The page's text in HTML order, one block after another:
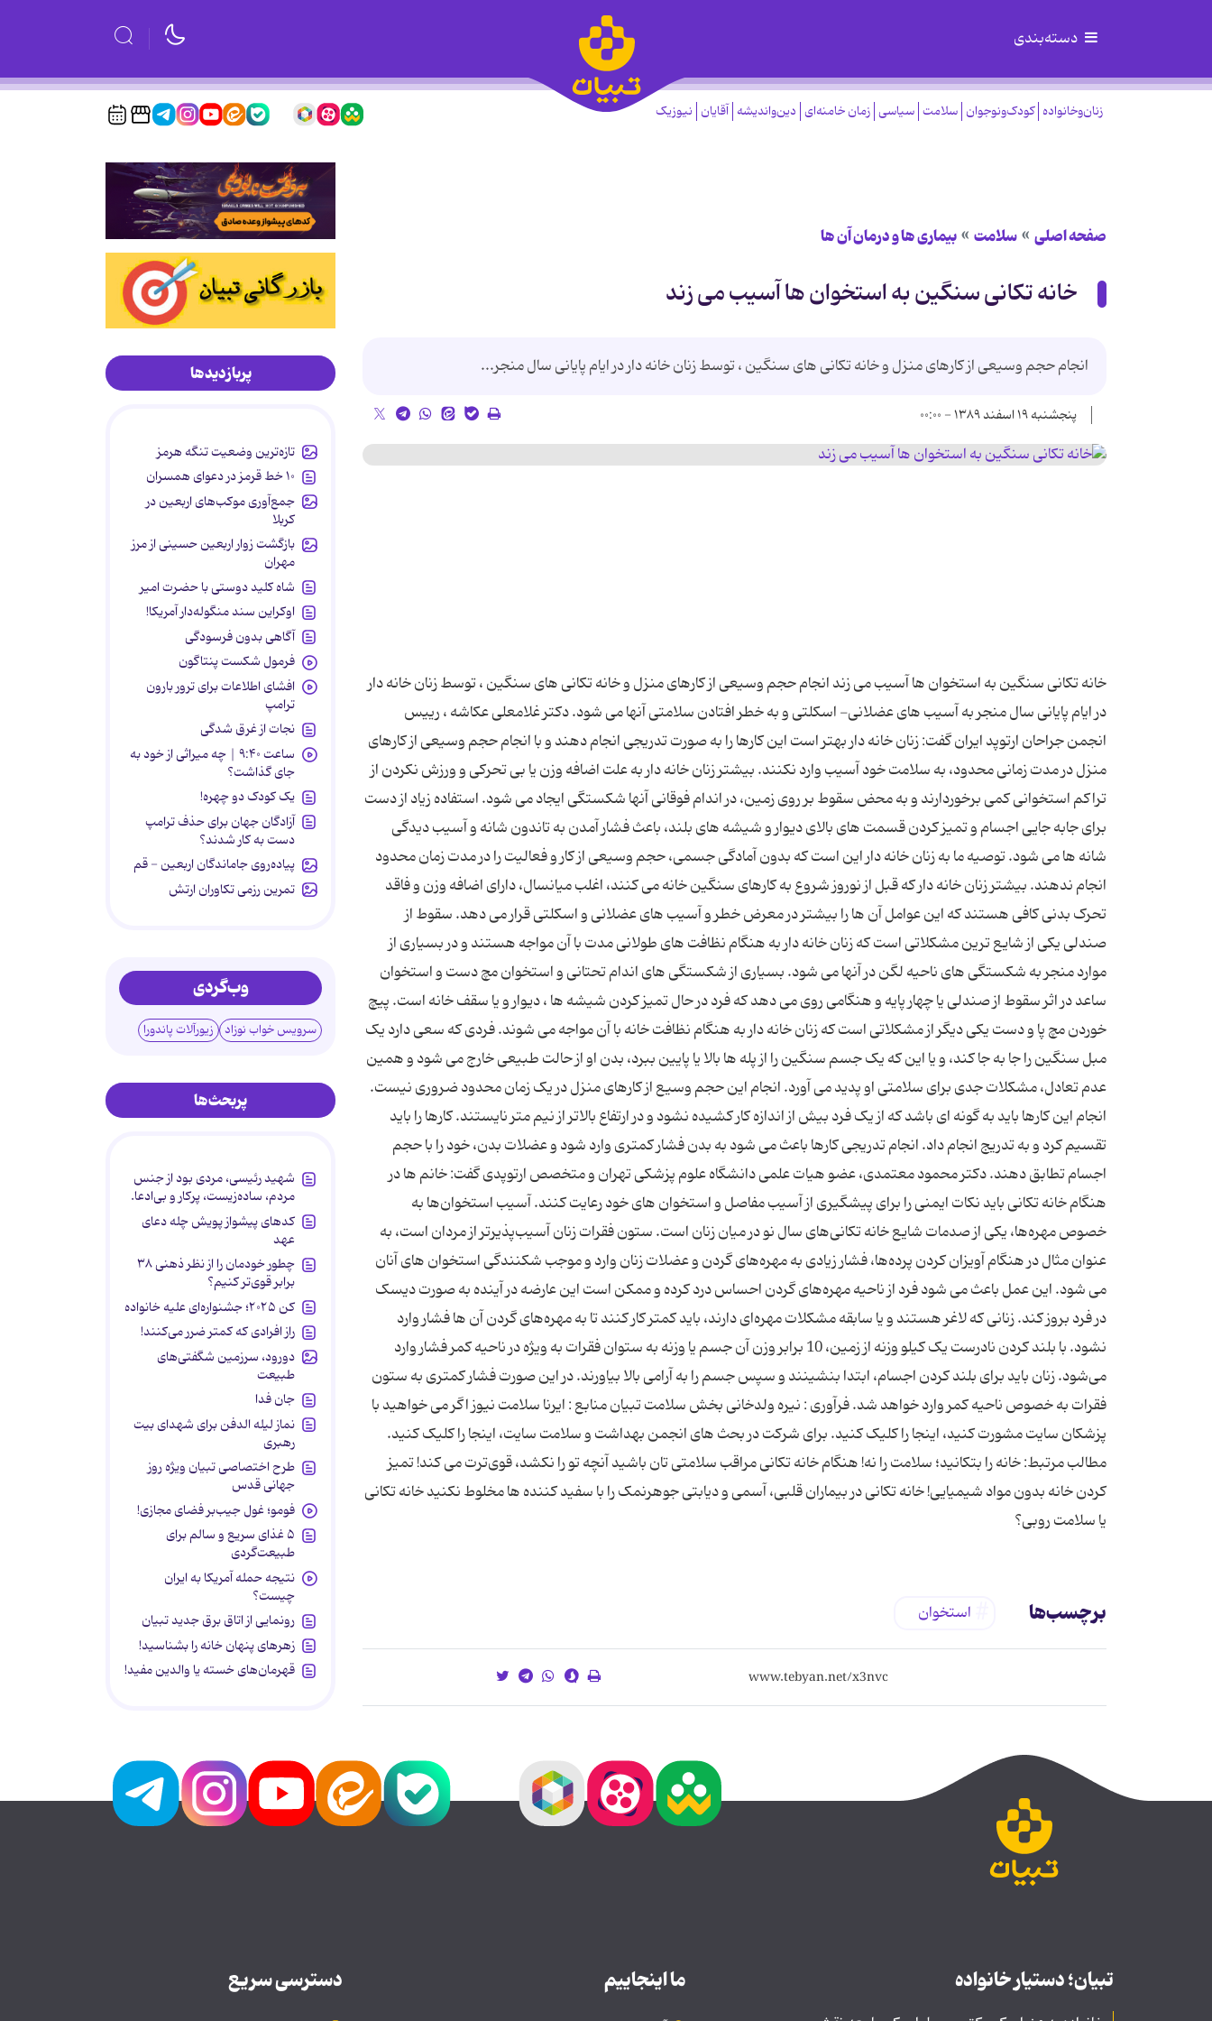
دسته‌بندی
زنان‌وخانواده کودک‌ونوجوان سلامت سیاسی زمان خامنه‌ای دین‌واندیشه آقایان نیوزیک
صفحه اصلی سلامت بیماری ها و درمان آن ها
خانه تکانی سنگین به استخوان ها آسیب می زند
انجام حجم وسیعی از کارهای منزل و خانه تکانی های سنگین ، توسط زنان خانه دار در ایام پایانی سال منجر...
پنجشنبه ۱۹ اسفند ۱۳۸۹ - ۰۰:۰۰
خانه تکانی سنگین به استخوان ها آسیب می زند انجام حجم وسیعی از کارهای منزل و خانه تکانی های سنگین ، توسط زنان خانه دار
در ایام پایانی سال منجر به آسیب های عضلانی- اسکلتی و به خطر افتادن سلامتی آنها می شود. دکتر غلامعلی عکاشه ، رییس
انجمن جراحان ارتوپد ایران گفت: زنان خانه دار بهتر است این کارها را به صورت تدریجی انجام دهند و با انجام حجم وسیعی از کارهای
منزل در مدت زمانی محدود، به سلامت خود آسیب وارد نکنند. بیشتر زنان خانه دار به علت اضافه وزن یا بی تحرکی و ورزش نکردن از
تراکم استخوانی کمی برخوردارند و به محض سقوط بر روی زمین، در اندام فوقانی آنها شکستگی ایجاد می شود. استفاده زیاد از دست
برای جابه جایی اجسام و تمیز کردن قسمت های بالای دیوار و شیشه های بلند، باعث فشار آمدن به تاندون شانه و آسیب دیدگی
شانه ها می شود. توصیه ما به زنان خانه دار این است که بدون آمادگی جسمی، حجم وسیعی از کار و فعالیت را در مدت زمان محدود
انجام ندهند. بیشتر زنان خانه دار که قبل از نوروز شروع به کارهای سنگین خانه می کنند، اغلب میانسال، دارای اضافه وزن و فاقد
تحرک بدنی کافی هستند که این عوامل آن ها را بیشتر در معرض خطر و آسیب های عضلانی و اسکلتی قرار می دهد. سقوط از
صندلی یکی از شایع ترین مشکلاتی است که زنان خانه دار به هنگام نظافت های طولانی مدت با آن مواجه هستند و در بسیاری از
موارد منجر به شکستگی های ناحیه لگن در آنها می شود. بسیاری از شکستگی های اندام تحتانی و استخوان مچ دست و استخوان
ساعد در اثر سقوط از صندلی یا چهار پایه و هنگامی روی می دهد که فرد در حال تمیز کردن شیشه ها ، دیوار و یا سقف خانه است. پیچ
خوردن مچ پا و دست یکی دیگر از مشکلاتی است که زنان خانه دار به هنگام نظافت خانه با آن مواجه می شوند. فردی که سعی دارد یک
مبل سنگین را جا به جا کند، و یا این که یک جسم سنگین را از پله ها بالا یا پایین ببرد، بدن او از حالت طبیعی خارج می شود و همین
عدم تعادل، مشکلات جدی برای سلامتی او پدید می آورد. انجام این حجم وسیع از کارهای منزل در یک زمان محدود ضروری نیست.
انجام این کارها باید به گونه ای باشد که از یک فرد بیش از اندازه کار کشیده نشود و در ارتفاع بالاتر از نیم متر نایستند. کارها را باید
تقسیم کرد و به تدریج انجام داد. انجام تدریجی کارها باعث می شود به بدن فشار کمتری وارد شود و عضلات بدن، خود را با حجم
اجسام تطابق دهند. دکتر محمود معتمدی، عضو هیات علمی دانشگاه علوم پزشکی تهران و متخصص ارتوپدی گفت: خانم ها در
هنگام خانه تکانی باید نکات ایمنی را برای پیشگیری از آسیب مفاصل و استخوان های خود رعایت کنند. آسیب استخوان‌ها به
خصوص مهره‌ها، یکی از صدمات شایع خانه تکانی‌های سال نو در میان زنان است. ستون فقرات زنان آسیب‌پذیرتر از مردان است، به
عنوان مثال در هنگام آویزان کردن پرده‌ها، فشار زیادی به مهره‌های گردن و عضلات زنان وارد و موجب شکنندگی استخوان های آنان
می شود. این عمل باعث می شود فرد از ناحیه مهره‌های گردن احساس درد کرده و ممکن است این عارضه در آینده به صورت دیسک
در فرد بروز کند. زنانی که لاغر هستند و یا سابقه مشکلات مهره‌ای دارند، باید کمتر کار کنند تا به مهره‌های گردن آن ها فشار وارد
نشود. با بلند کردن نادرست یک کیلو وزنه از زمین، 10 برابر وزن آن جسم یا وزنه به ستوان فقرات به ویژه در ناحیه کمر فشار وارد
می‌شود. زنان باید برای بلند کردن اجسام، ابتدا بنشینند و سپس جسم را به آرامی بالا بیاورند. در این صورت فشار کمتری به ستون
فقرات به خصوص ناحیه کمر وارد خواهد شد. فرآوری : نیره ولدخانی بخش سلامت تبیان منابع : ایرنا سلامت نیوز اگر می خواهید با
پزشکان سایت مشورت کنید، اینجا را کلیک کنید. برای شرکت در بحث های انجمن بهداشت و سلامت سایت، اینجا را کلیک کنید.
مطالب مرتبط: خانه را بتکانید؛ سلامت را نه! هنگام خانه تکانی مراقب سلامتی تان باشید آنچه تو را نکشد، قوی‌ترت می ‌کند! تمیز
کردن خانه بدون مواد شیمیایی! خانه تکانی در بیماران قلبی، آسمی و دیابتی جوهرنمک را با سفید کننده ها مخلوط نکنید خانه تکانی
یا سلامت روبی؟
برچسب‌ها استخوان
پربازدیدها
تازه‌ترین وضعیت تنگه هرمز
۱۰ خط قرمز در دعوای همسران
جمع‌آوری موکب‌های اربعین در
کربلا
بازگشت زوار اربعین حسینی از مرز
مهران
شاه کلید دوستی با حضرت امیر
اوکراین سند منگوله‌دار آمریکا!
آگاهی بدون فرسودگی
فرمول شکست پنتاگون
افشای اطلاعات برای ترور بارون
ترامپ
نجات از غرق شدگی
ساعت ۹:۴۰ | چه میراثی از خود به
جای گذاشت؟
یک کودک دو چهره!
آزادگان جهان برای حذف ترامپ
دست به کار شدند؟
پیاده‌روی جاماندگان اربعین - قم
تمرین رزمی تکاوران ارتش
وب‌گردی
سرویس خواب نوزاد زیورآلات پاندورا
پربحث‌ها
شهید رئیسی، مردی بود از جنس
مردم، ساده‌زیست، پرکار و بی‌ادعا.
کدهای پیشواز پویش چله دعای
عهد
چطور خودمان را از نظر ذهنی ۳۸
برابر قوی‌تر کنیم؟
کن ۲۰۲۵؛ جشنواره‌ای علیه خانواده
راز افرادی که کمتر ضرر می‌کنند!
دورود، سرزمین شگفتی‌های
طبیعت
جان فدا
نماز لیله الدفن برای شهدای بیت
رهبری
طرح اختصاصی تبیان ویژه روز
جهانی قدس
فومو؛ غول جیب‌بر فضای مجازی!
۵ غذای سریع و سالم برای
طبیعت‌گردی
نتیجه حمله آمریکا به ایران
چیست؟
رونمایی از اتاق برق جدید تبیان
زهرهای پنهان خانه را بشناسید!
قهرمان‌های خسته یا والدین مفید!
تبیان؛ دستیار خانواده ما اینجاییم دسترسی سریع